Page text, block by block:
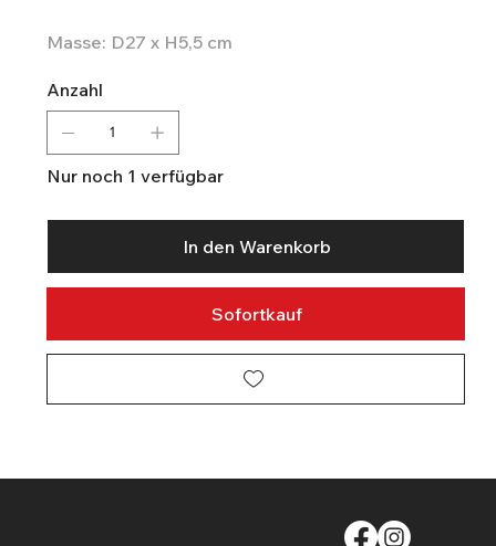
Masse: D27 x H5,5 cm
Anzahl
Nur noch 1 verfügbar
In den Warenkorb
Sofortkauf